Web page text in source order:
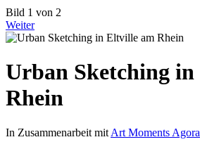
Bild 1 von 2
Weiter
Urban Sketching
Rhein
In Zusammenarbeit mit Art Moments Agora